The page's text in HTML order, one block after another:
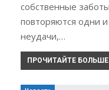
собственные
повторяются одни
неудачи,…
ПРОЧИТАЙТЕ